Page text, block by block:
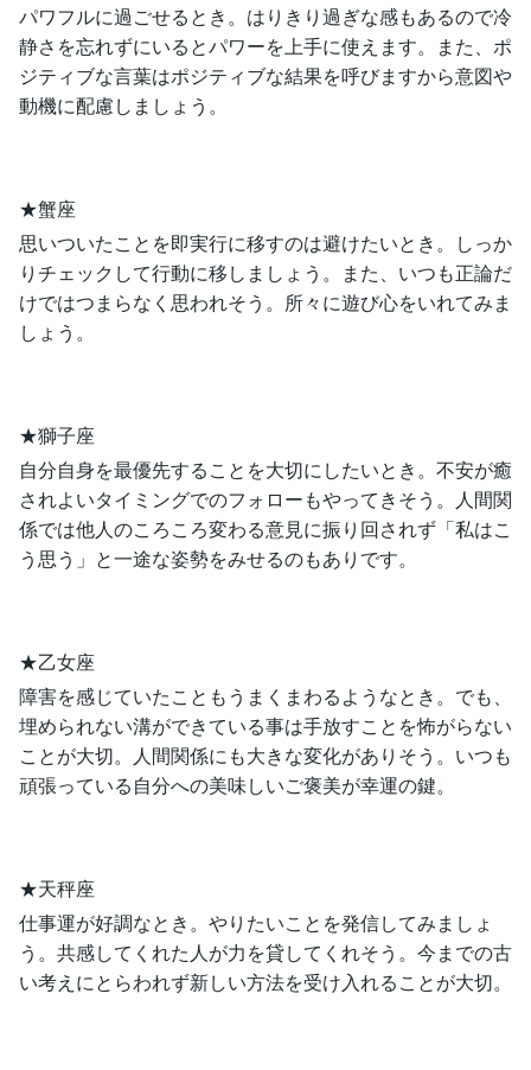
パワフルに過ごせるとき。はりきり過ぎな感もあるので冷
静さを忘れずにいるとパワーを上手に使えます。また、ポ
ジティブな言葉はポジティブな結果を呼びますから意図や
動機に配慮しましょう。
★蟹座
思いついたことを即実行に移すのは避けたいとき。しっか
りチェックして行動に移しましょう。また、いつも正論だ
けではつまらなく思われそう。所々に遊び心をいれてみま
しょう。
★獅子座
自分自身を最優先することを大切にしたいとき。不安が癒
されよいタイミングでのフォローもやってきそう。人間関
係では他人のころころ変わる意見に振り回されず「私はこ
う思う」と一途な姿勢をみせるのもありです。
★乙女座
障害を感じていたこともうまくまわるようなとき。でも、
埋められない溝ができている事は手放すことを怖がらない
ことが大切。人間関係にも大きな変化がありそう。いつも
頑張っている自分への美味しいご褒美が幸運の鍵。
★天秤座
仕事運が好調なとき。やりたいことを発信してみましょ
う。共感してくれた人が力を貸してくれそう。今までの古
い考えにとらわれず新しい方法を受け入れることが大切。